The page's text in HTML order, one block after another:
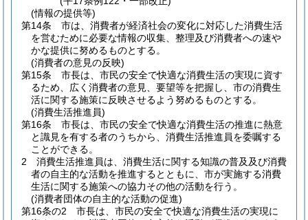
(情報の提供等)
第14条
市は、消費者が経済社会の変化に対応した消費生活
を営むために必要な情報の収集、整理及び消費者への速や
かな提供に努めるものとする。
(消費者の意見の反映)
第15条
市長は、市民の安全で快適な消費生活の実現に資す
るため、広く消費者の意見、要望等を把握し、市の消費生
活に関する施策に反映させるよう努めるものとする。
(消費生活推進員)
第16条
市長は、市民の安全で快適な消費生活の推進に熱意
と識見を有する者のうちから、消費生活推進員を委嘱する
ことができる。
2
消費生活推進員は、消費生活に関する知識の普及及び消費
者の自主的な活動を推進するとともに、市が実施する消費
生活に関する施策への協力その他の活動を行う。
(消費者団体の自主的な活動の促進)
第16条の2
市長は、市民の安全で快適な消費生活の実現に